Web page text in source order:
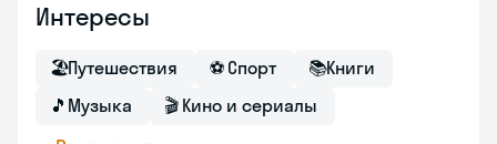
Интересы
🏖Путешествия ⚽ Спорт 📚Книги
🎵 Музыка 🎬 Кино и сериалы